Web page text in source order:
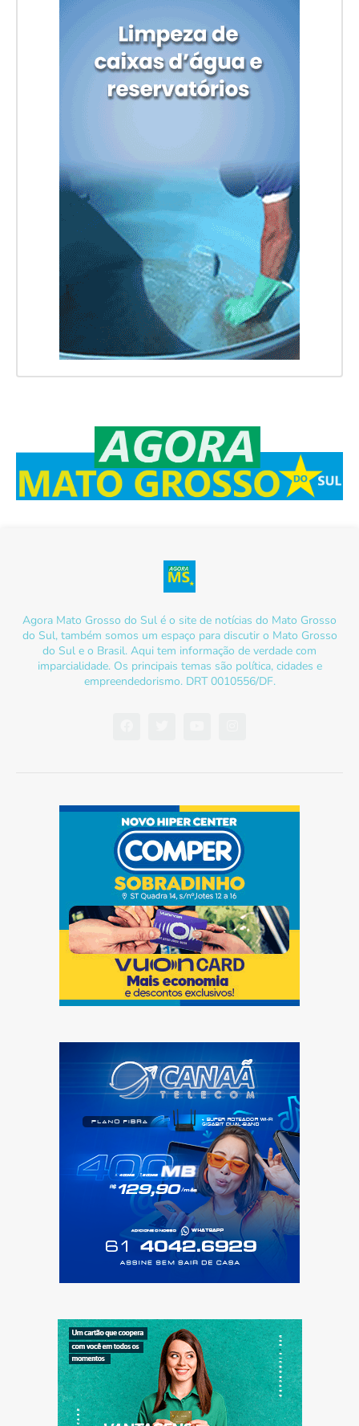
Agora Mato Grosso do Sul é o site de notícias do Mato Grosso
do Sul, também somos um espaço para discutir o Mato Grosso
do Sul e o Brasil. Aqui tem informação de verdade com
imparcialidade. Os principais temas são política, cidades e
empreendedorismo. DRT 0010556/DF.